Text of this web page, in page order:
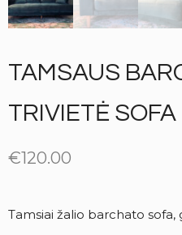
TAMSAUS
TRIVIETĖ SOFA
€120.00
Tamsiai žalio barchato sofa,